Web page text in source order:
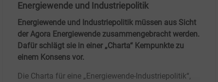
Energiewende und Industriepolitik
Energiewende und Industriepolitik müssen aus Sicht
der Agora Energiewende zusammengebracht werden.
Dafür schlägt sie in einer „Charta“ Kernpunkte zu
einem Konsens vor.
Die Charta für eine „Energiewende-Industriepolitik“,